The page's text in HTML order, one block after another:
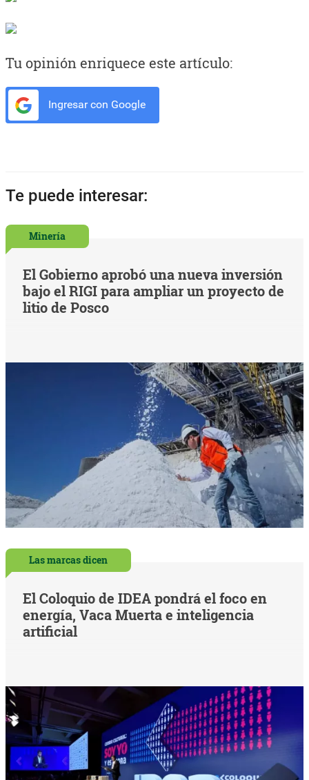
Tu opinión enriquece este artículo:
Ingresar con Google
Te puede interesar:
Minería
El Gobierno aprobó una nueva inversión
bajo el RIGI para ampliar un proyecto de
litio de Posco
Las marcas dicen
El Coloquio de IDEA pondrá el foco en
energía, Vaca Muerta e inteligencia
artificial